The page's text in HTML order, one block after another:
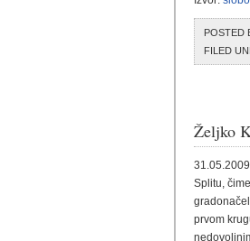
POSTED
FILED
Željko
Splitu,
prvom